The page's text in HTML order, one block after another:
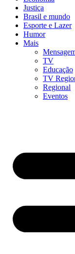
Justiça
Brasil e mundo
Esporte e Lazer
Humor
Mais
TV
Educação
TV
Regional
Eventos